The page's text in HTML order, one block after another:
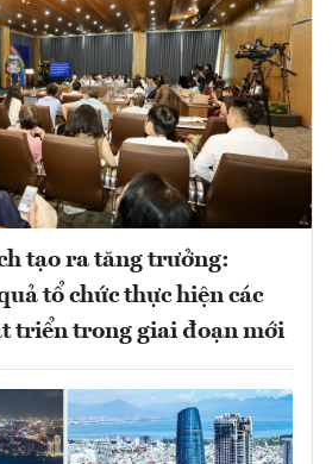
tạo ra tăng trưởng:
tổ chức thực hiện các
triển trong giai đoạn mới